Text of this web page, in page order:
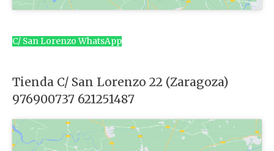
C/ San Lorenzo WhatsApp
Tienda C/ San Lorenzo 22 (Zaragoza)
976900737 621251487